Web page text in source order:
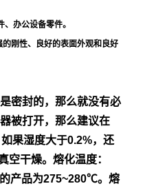
办公设备零件。
刚性、良好的表面外观和良好
密封的，那么就没有必
被打开，那么建议在
果湿度大于0.2%，还
空干燥。 熔化温度：
产品为275~280℃。熔